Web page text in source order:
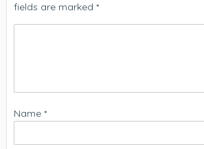
fields are marked *
Name *